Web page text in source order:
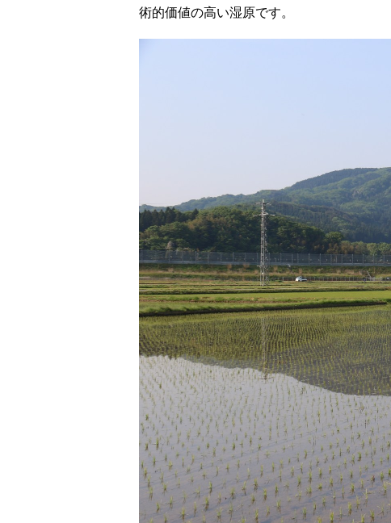
術的価値の高い湿原です。